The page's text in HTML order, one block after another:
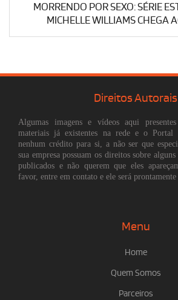
MORRENDO POR SEXO: SÉRIE
MICHELLE WILLIAMS CHEGA
Direitos Autorais
Algumas imagens e vídeos aqui
materiais já existentes na rede e o Portal
nenhum crédito para si, a não ser que
sua empresa possuam os direitos sobre alguns
publicados e não querem que eles
favor, entre em contato e ele será
Menu
Home
Quem Somos
Parceiros